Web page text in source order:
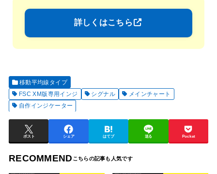
詳しくはこちら
移動平均線タイプ
FSC XM版専用インジ
シグナル
メインチャート
自作インジケーター
ポスト シェア はてブ 送る Pocket
RECOMMEND